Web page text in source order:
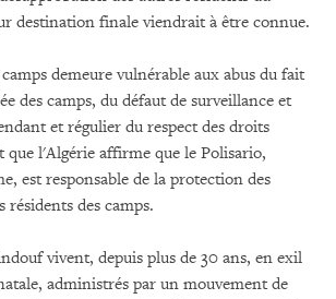
destination finale viendrait à être connue.
demeure vulnérable aux abus du fait
des camps, du défaut de surveillance et
et régulier du respect des droits
que l'Algérie affirme que le Polisario,
est responsable de la protection des
résidents des camps.
vivent, depuis plus de 30 ans, en exil
administrés par un mouvement de